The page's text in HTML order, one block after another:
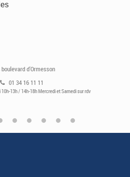
boulevard d'Ormesson
01 34 16 11 11
10h-13h / 14h-18h Mercredi et Samedi sur rdv